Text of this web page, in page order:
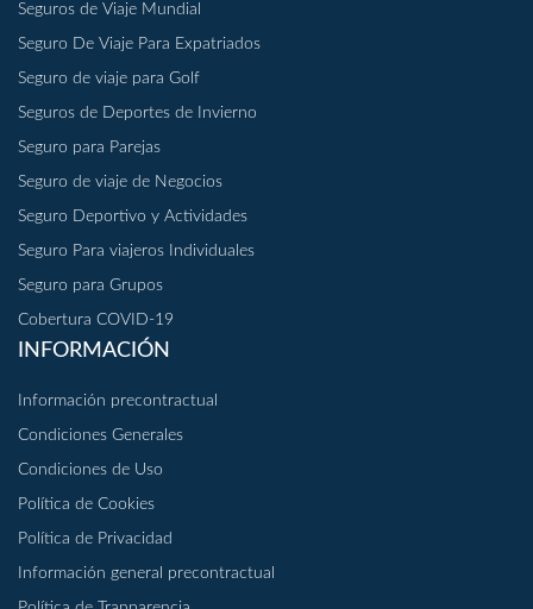
Seguros de Viaje Mundial
Seguro De Viaje Para Expatriados
Seguro de viaje para Golf
Seguros de Deportes de Invierno
Seguro para Parejas
Seguro de viaje de Negocios
Seguro Deportivo y Actividades
Seguro Para viajeros Individuales
Seguro para Grupos
Cobertura COVID-19
INFORMACIÓN
Información precontractual
Condiciones Generales
Condiciones de Uso
Política de Cookies
Política de Privacidad
Información general precontractual